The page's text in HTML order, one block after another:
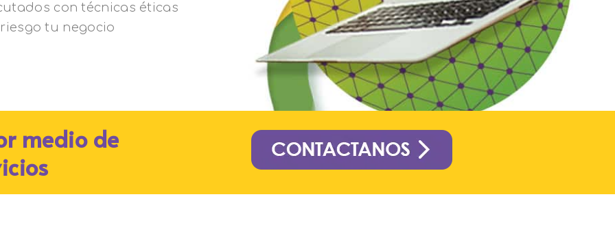
con técnicas éticas
tu negocio
medio de